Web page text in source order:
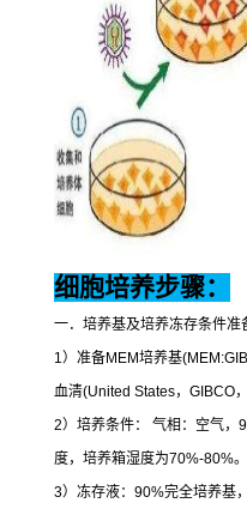
细胞培养步骤：
一．培养基及培养冻存条件准
1 ）准备MEM培养基
血清(United States， GIBCO
2）培养条件： 气相：空气，
度，培养箱湿度为70%-80%。
3）冻存液： 90%完全培养基，